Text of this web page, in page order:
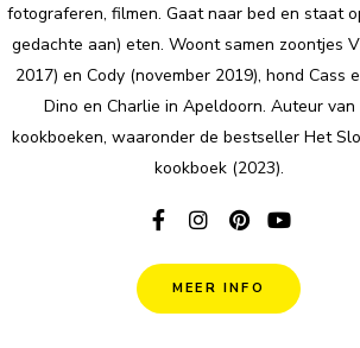
fotograferen, filmen. Gaat naar bed en staat
gedachte aan) eten. Woont samen zoontjes
2017) en Cody (november 2019), hond Cass
Dino en Charlie in Apeldoorn. Auteur
kookboeken, waaronder de bestseller Het
kookboek (2023).
MEER INFO